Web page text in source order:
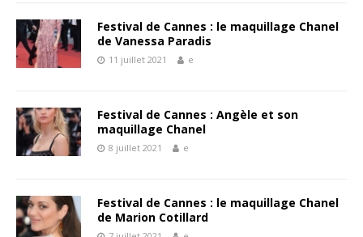
Festival de Cannes : le maquillage Chanel
de Vanessa Paradis
11 juillet 2021 e
Festival de Cannes : Angèle et son
maquillage Chanel
8 juillet 2021 e
Festival de Cannes : le maquillage Chanel
de Marion Cotillard